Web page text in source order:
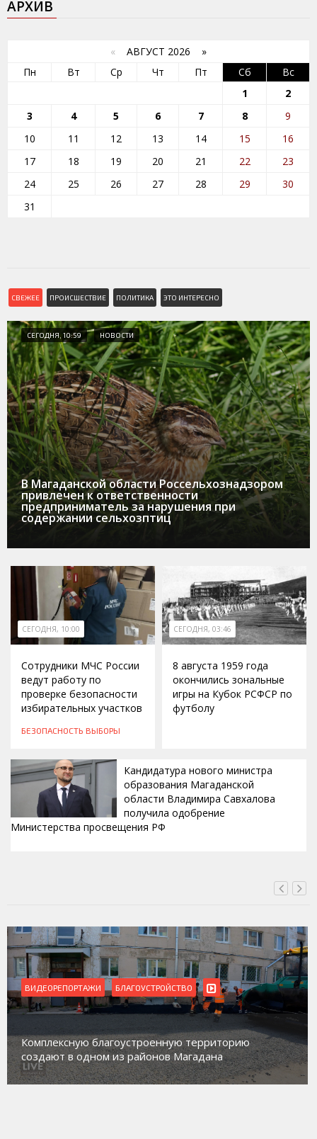
АРХИВ
« АВГУСТ 2026 »
Пн
Вт Ср Чт Пт Сб
Вс
1
2
3
4 5 6 7 8
9
10
11 12 13 14 15
16
17
18 19 20 21 22
23
24
25 26 27 28 29
30
31
СВЕЖЕЕ ПРОИСШЕСТВИЕ ПОЛИТИКА ЭТО ИНТЕРЕСНО
СЕГОДНЯ, 10:59 НОВОСТИ
В Магаданской области Россельхознадзором
привлечен к ответственности
предприниматель за нарушения при
содержании сельхозптиц
СЕГОДНЯ, 10:00
Сотрудники МЧС России
ведут работу по
проверке безопасности
избирательных участков
БЕЗОПАСНОСТЬ ВЫБОРЫ
СЕГОДНЯ, 03:46
8 августа 1959 года
окончились зональные
игры на Кубок РСФСР по
футболу
Кандидатура нового министра
образования Магаданской
области Владимира Савхалова
получила одобрение
Министерства просвещения РФ
ВИДЕОРЕПОРТАЖИ
Магадан присоединился к пилотному проекту по
работе с несовершеннолетними из групп
социального риска «Переправа»